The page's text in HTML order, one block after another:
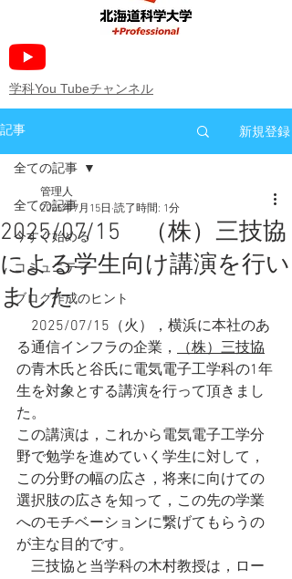
​学科You Tubeチャンネル
記事 新規登録
全ての記事
今すぐ始める
コミュニティ
ブログ作成のヒント
全ての記事
2025/07/15 （株）三技協
による学生向け講演を行い
ました
管理人
2025年7月15日 読了時間: 1分
2025/07/15（火），横浜に本社のあ
る通信インフラの企業， （株）三技協
の青木氏と谷氏に電気電子工学科の1年
生を対象とする講演を行って頂きまし
た。
この講演は，これから電気電子工学分
野で勉学を進めていく学生に対して，
この分野の幅の広さ，将来に向けての
選択肢の広さを知って，この先の学業
へのモチベーションに繋げてもらうの
が主な目的です。
三技協と当学科の木村教授は，ロー